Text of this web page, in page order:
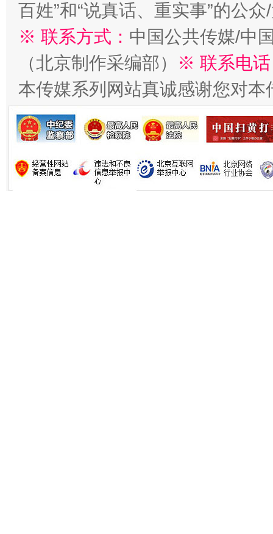
习近平的博鳌关键词
魏明亮
百姓”和“说真话、重实事”的公
※ 联系方式： 中国公共传媒/中
（北京制作采编部）
※ 联系电
本传媒系列网站真诚感谢您对